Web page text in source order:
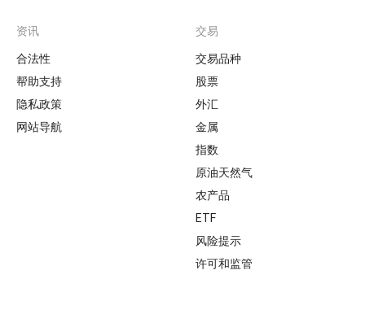
Footer
资讯
合法性
帮助支持
隐私政策
网站导航
交易
交易品种
股票
外汇
金属
指数
原油天然气
农产品
ETF
风险提示
许可和监管